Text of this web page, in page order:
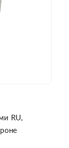
RU,